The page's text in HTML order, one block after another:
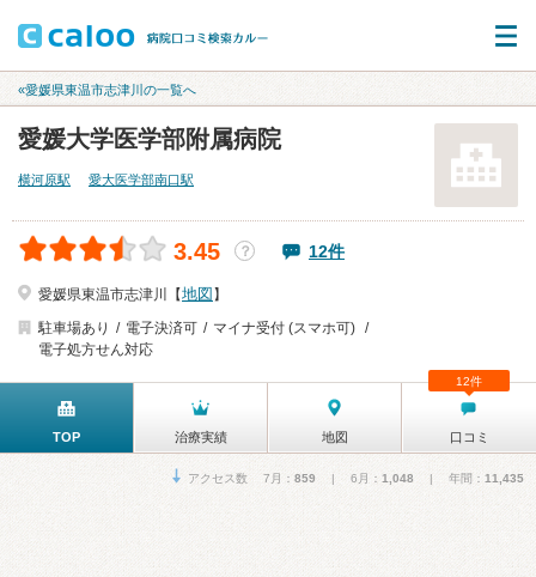
«愛媛県東温市志津川の一覧へ
愛媛大学医学部附属病院
横河原駅 愛大医学部南口駅
3.45 ？ 12件
愛媛県東温市志津川【地図 】
駐車場あり
電子決済可
マイナ受付 (スマホ可)
電子処方せん対応
TOP 治療実績 地図 口コミ
12件
アクセス数 7月： 859 | 6月： 1,048 | 年間： 11,435